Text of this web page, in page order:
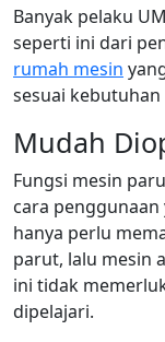
Banyak pelaku
seperti ini dari
rumah mesin
sesuai
Mudah
Fungsi mesin
cara
hanya perlu
parut, lalu mesin
ini tidak
dipelajari.